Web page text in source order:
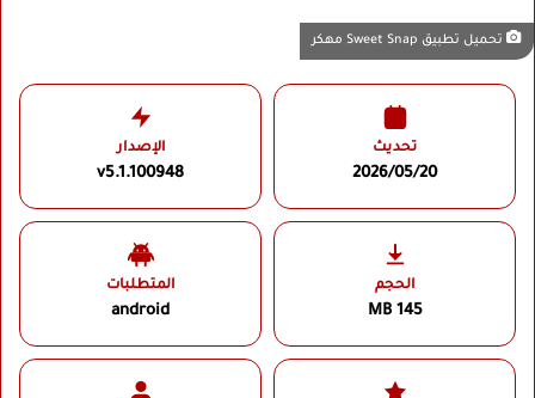
تحميل تطبيق Sweet Snap مهكر
تحديث
2026/05/20
الإصدار
v5.1.100948
الحجم
145 MB
المتطلبات
android